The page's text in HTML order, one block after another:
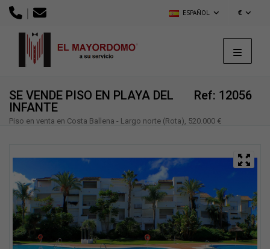
| ESPAÑOL €
Ref: 12056
SE VENDE PISO EN PLAYA DEL
INFANTE
Piso en venta en Costa Ballena - Largo norte (Rota), 520.000 €